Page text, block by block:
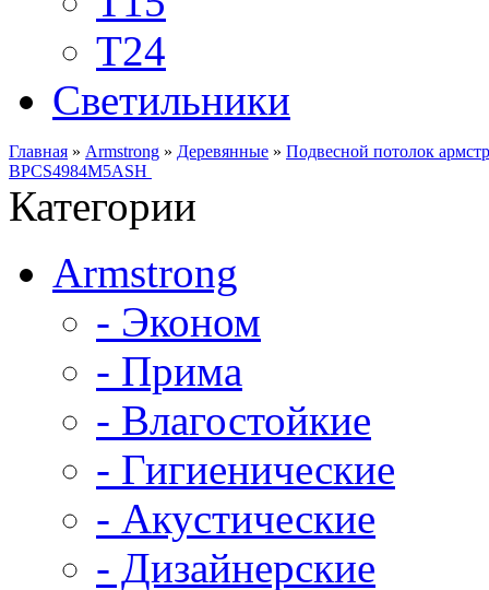
Т24
Светильники
Главная » Armstrong » Деревянные » Подвесной потолок
BPCS4984M5ASH
Категории
Armstrong
- Эконом
- Прима
- Влагостойкие
- Гигиенические
- Акустические
- Дизайнерские